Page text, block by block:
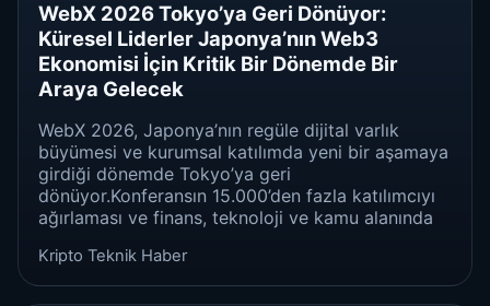
WebX 2026 Tokyo’ya Geri Dönüyor:
Küresel Liderler Japonya’nın Web3
Ekonomisi İçin Kritik Bir Dönemde Bir
Araya Gelecek
WebX 2026, Japonya’nın regüle dijital varlık
büyümesi ve kurumsal katılımda yeni bir aşamaya
girdiği dönemde Tokyo’ya geri
dönüyor.Konferansın 15.000’den fazla katılımcıyı
ağırlaması ve finans, teknoloji ve kamu alanında
Kripto Teknik Haber